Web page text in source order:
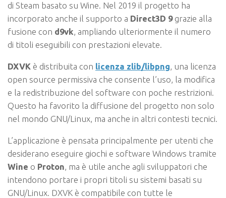
di Steam basato su Wine. Nel 2019 il progetto ha
incorporato anche il supporto a Direct3D 9grazie alla
fusione con d9vk, ampliando ulteriormente il numero
di titoli eseguibili con prestazioni elevate.
DXVK è distribuita con licenza zlib/libpng, una licenza
open source permissiva che consente l’uso, la modifica
e la redistribuzione del software con poche restrizioni.
Questo ha favorito la diffusione del progetto non solo
nel mondo GNU/Linux, ma anche in altri contesti tecnici.
L’applicazione è pensata principalmente per utenti che
desiderano eseguire giochi e software Windows tramite
Wine o Proton , ma è utile anche agli sviluppatori che
intendono portare i propri titoli su sistemi basati su
GNU/Linux. DXVK è compatibile con tutte le